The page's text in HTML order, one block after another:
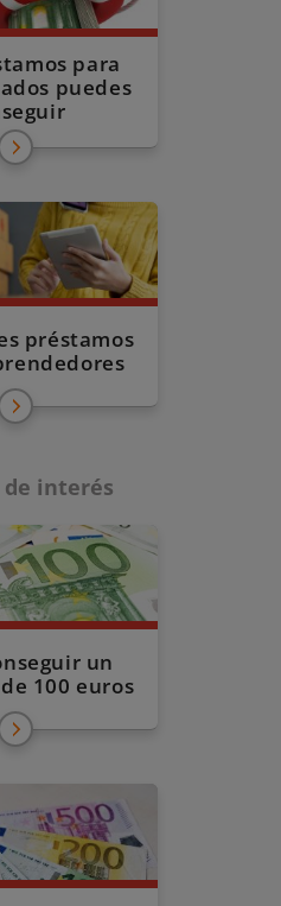
para
puedes
préstamos
de interés
un
100 euros